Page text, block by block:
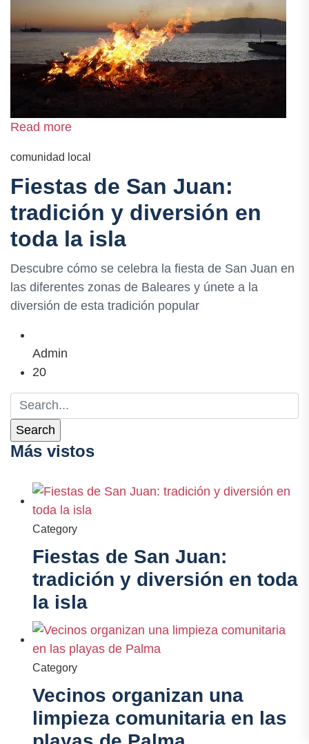
Read more
comunidad local
Fiestas de San Juan:
tradición y diversión en
toda la isla
Descubre cómo se celebra la fiesta de San Juan en
las diferentes zonas de Baleares y únete a la
diversión de esta tradición popular
Admin
20
Más vistos
Category
Fiestas de San Juan:
tradición y diversión en toda
la isla
Category
Vecinos organizan una
limpieza comunitaria en las